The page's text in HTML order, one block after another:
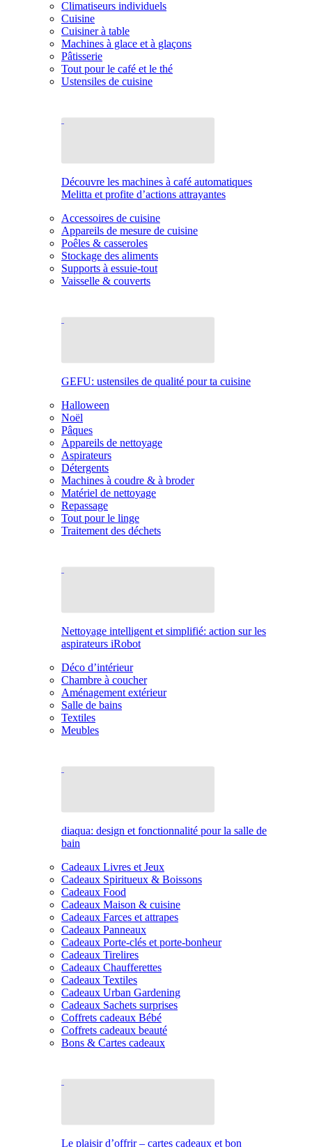
Climatiseurs individuels
Cuisine
Cuisiner à table
Machines à glace et à glaçons
Pâtisserie
Tout pour le café et le thé
Ustensiles de cuisine
Découvre les machines à café automatiques
Melitta et profite d’actions attrayantes
Accessoires de cuisine
Appareils de mesure de cuisine
Poêles & casseroles
Stockage des aliments
Supports à essuie-tout
Vaisselle & couverts
GEFU: ustensiles de qualité pour ta cuisine
Halloween
Noël
Pâques
Appareils de nettoyage
Aspirateurs
Détergents
Machines à coudre & à broder
Matériel de nettoyage
Repassage
Tout pour le linge
Traitement des déchets
Nettoyage intelligent et simplifié: action sur les
aspirateurs iRobot
Déco d’intérieur
Chambre à coucher
Aménagement extérieur
Salle de bains
Textiles
Meubles
diaqua: design et fonctionnalité pour la salle de
bain
Cadeaux Livres et Jeux
Cadeaux Spiritueux & Boissons
Cadeaux Food
Cadeaux Maison & cuisine
Cadeaux Farces et attrapes
Cadeaux Panneaux
Cadeaux Porte-clés et porte-bonheur
Cadeaux Tirelires
Cadeaux Chaufferettes
Cadeaux Textiles
Cadeaux Urban Gardening
Cadeaux Sachets surprises
Coffrets cadeaux Bébé
Coffrets cadeaux beauté
Bons & Cartes cadeaux
Le plaisir d’offrir – cartes cadeaux et bon